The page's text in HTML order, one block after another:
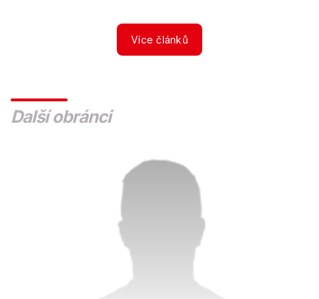
Více článků
Další obránci